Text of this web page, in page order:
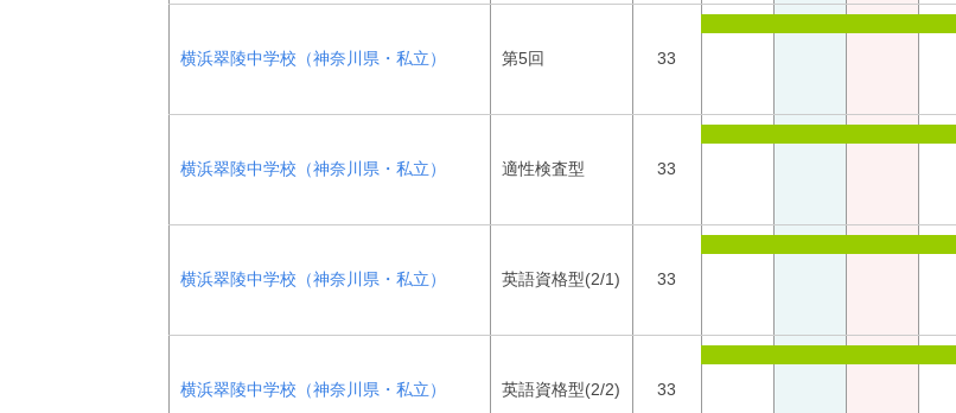
横浜翠陵中学校（神奈川県・私立） 第5回 33
横浜翠陵中学校（神奈川県・私立） 適性検査型 33
横浜翠陵中学校（神奈川県・私立） 英語資格型(2/1) 33
横浜翠陵中学校（神奈川県・私立） 英語資格型(2/2) 33